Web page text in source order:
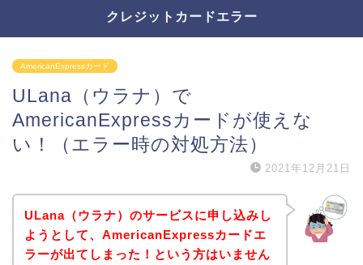
クレジットカードエラー
AmericanExpressカード
ULana（ウラナ）で
AmericanExpressカードが使えな
い！（エラー時の対処方法）
2021年12月21日
ULana（ウラナ）のサービスに申し込みし
ようとして、AmericanExpressカードエ
ラーが出てしまった！という方はいません